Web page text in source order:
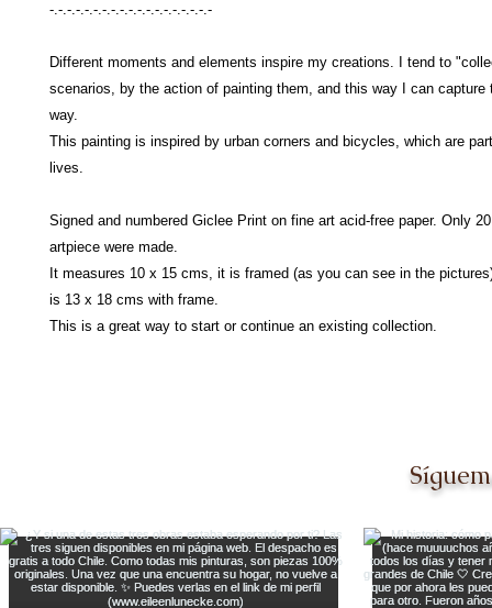
-.-.-.-.-.-.-.-.-.-.-.-.-.-.-.-.-.-.-
Different moments and elements inspire my creations. I tend to
scenarios, by the action of painting them, and this way I can capture
way.
This painting is inspired by urban corners and bicycles, which are
lives.
Signed and numbered Giclee Print on fine art acid-free paper. Only
artpiece were made.
It measures 10 x 15 cms, it is framed (as you can see in the
is 13 x 18 cms with frame.
This is a great way to start or continue an existing collection.